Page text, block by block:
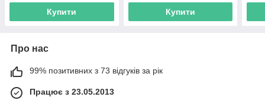
Купити Купити
Про нас
99% позитивних з 73 відгуків за рік
Працює з 23.05.2013